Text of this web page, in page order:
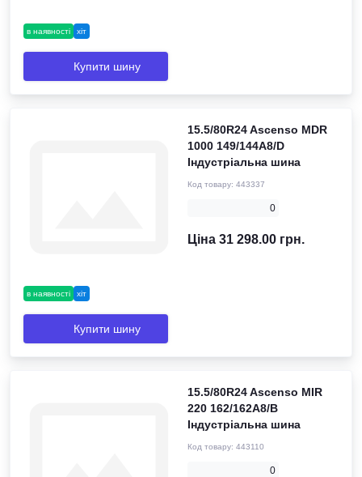
в наявності хіт
Купити шину
в наявності хіт
15.5/80R24 Ascenso MDR
1000 149/144A8/D
Індустріальна шина
Код товару: 443337
0
Ціна 31 298.00 грн.
Купити шину
15.5/80R24 Ascenso MIR
220 162/162A8/B
Індустріальна шина
Код товару: 443110
0